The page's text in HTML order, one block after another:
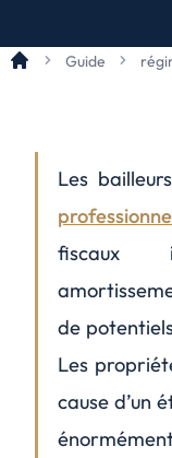
Guide
Les
fiscaux
de
Les
cause d’un